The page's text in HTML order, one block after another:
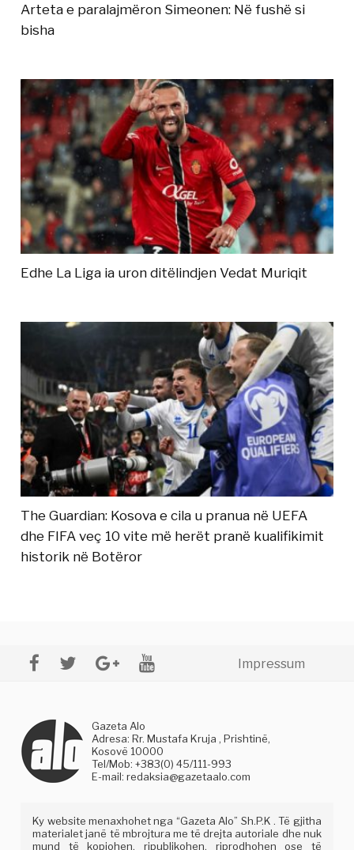
Arteta e paralajmëron Simeonen: Në fushë si
bisha
Edhe La Liga ia uron ditëlindjen Vedat Muriqit
The Guardian: Kosova e cila u pranua në UEFA
dhe FIFA veç 10 vite më herët pranë kualifikimit
historik në Botëror
Impressum
Gazeta Alo
Adresa: Rr. Mustafa Kruja , Prishtinë,
Kosovë 10000
Tel/Mob: +383(0) 45/111-993
E-mail:redaksia@gazetaalo.com
Ky website menaxhohet nga “Gazeta Alo” Sh.P.K . Të gjitha
materialet janë të mbrojtura me të drejta autoriale dhe nuk
mund të kopjohen, ripublikohen, riprodhohen ose të